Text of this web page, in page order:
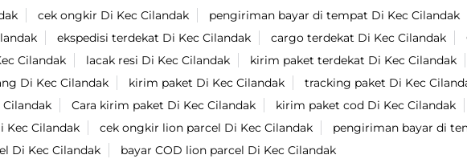
cek ongkir Di Kec Cilandak pengiriman bayar di tempat Di Kec Cilandak
ekspedisi terdekat Di Kec Cilandak cargo terdekat Di Kec Cilandak
Cilandak
lacak resi Di Kec Cilandak kirim paket terdekat Di Kec Cilandak
Di Kec Cilandak
kirim paket Di Kec Cilandak tracking paket Di Kec
Cilandak
Cara kirim paket Di Kec Cilandak kirim paket cod Di Kec Cilandak
Kec Cilandak
cek ongkir lion parcel Di Kec Cilandak
pengiriman bayar di
Di Kec Cilandak
bayar COD lion parcel Di Kec Cilandak